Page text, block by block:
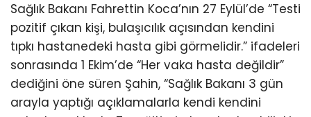
Sağlık Bakanı Fahrettin Koca’nın 27 Eylül’de “Testi
pozitif çıkan kişi, bulaşıcılık açısından kendini
tıpkı hastanedeki hasta gibi görmelidir.” ifadeleri
sonrasında 1 Ekim’de “Her vaka hasta değildir”
dediğini öne süren Şahin, “Sağlık Bakanı 3 gün
arayla yaptığı açıklamalarla kendi kendini